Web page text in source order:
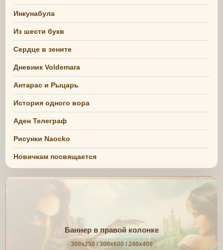
Инкунабула
Из шести букв
Сердце в зените
Дневник Voldemara
Антарас и Рыцарь
История одного вора
Аден Телеграф
Рисунки Naocko
Новичкам посвящается
Баннер в правой колонке
300x250 / 300x600 / 240x400